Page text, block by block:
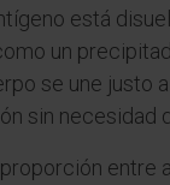
está
un
se une justo
sin necesidad
entre